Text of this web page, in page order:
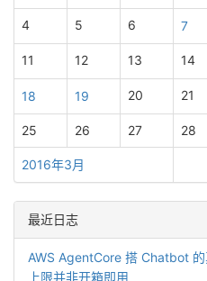
2016年3月
4 5 6 7
11 12 13 14
18 19 20 21
25 26 27 28
最近日志
AWS AgentCore 搭 Chatbot
上限并非开箱即用